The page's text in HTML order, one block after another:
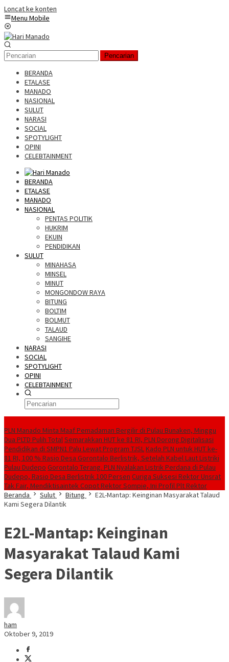
Loncat ke konten
Menu Mobile
Pencarian
BERANDA
ETALASE
MANADO
NASIONAL
SULUT
NARASI
SOCIAL
SPOTYLIGHT
OPINI
CELEBTAINMENT
BERANDA
ETALASE
MANADO
NASIONAL
PENTAS POLITIK
HUKRIM
EKUIN
PENDIDIKAN
SULUT
MINAHASA
MINSEL
MINUT
MONGONDOW RAYA
BITUNG
BOLTIM
BOLMUT
TALAUD
SANGIHE
NARASI
SOCIAL
SPOTYLIGHT
OPINI
CELEBTAINMENT
PLN Manado Minta Maaf Pemadaman Bergilir di Pulau Bunaken, Minggu
Dua PLTD Pulih TotalSemarakkan HUT ke 81 RI, PLN Dorong Digitalisasi
Pendidikan di SMPN1 Palu Lewat Program TJSLKado PLN untuk HUT ke-
81 RI, 100 % Rasio Desa Gorontalo Berlistrik, Setelah Kabel Laut Listriki
Pulau Dudepo Gorontalo Terang. PLN Nyalakan Listrik Perdana di Pulau
Dudepo, Rasio Desa Berlistrik 100 Persen Curiga Suksesi Rektor Unsrat
Tak Fair, Mendiktisaintek Copot Rektor Sompie, Ini Profil Plt Rektor
Beranda
Sulut Bitung
E2L-Mantap: Keinginan Masyarakat Talaud
Kami Segera Dilantik
E2L-Mantap: Keinginan
Masyarakat Talaud Kami
Segera Dilantik
ham
Oktober 9, 2019